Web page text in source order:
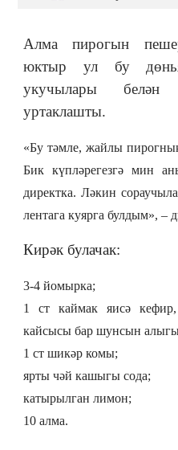
Алма пирогын
юктыр ул бу
укучылары белән
уртаклашты.
«Бу тәмле, жайлы
Бик күпләрегезгә мин
директка. Ләкин
лентага куярга булдым», –
Кирәк булачак:
3-4 йомырка;
1 ст каймак яисә
кайсысы бар шунсын
1 ст шикәр комы;
ярты чәй кашыгы сода;
катырылган лимон;
10 алма.